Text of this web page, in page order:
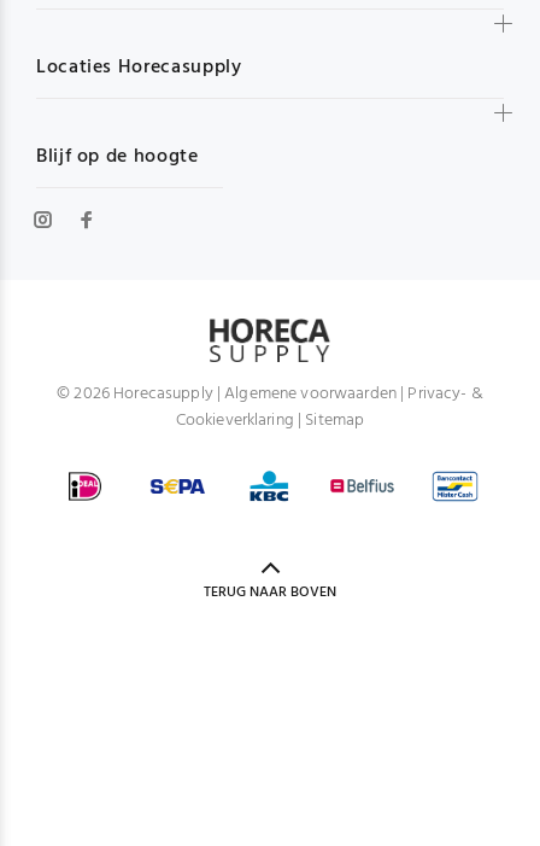
Blijf op de hoogte
Locaties Horecasupply
© 2026 Horecasupply |Algemene voorwaarden| Privacy- &
Cookieverklaring | Sitemap
TERUG NAAR BOVEN